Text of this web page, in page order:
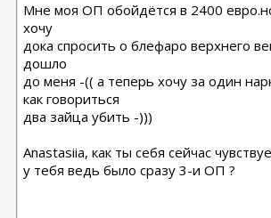
Мне моя ОП обойдётся в 2400
хочу
дока спросить о блефаро верхнего
дошло
до меня -(( а теперь хочу за один
как говориться
два зайца убить -)))
Anastasiia, как ты себя сейчас
у тебя ведь было сразу 3-и ОП ?